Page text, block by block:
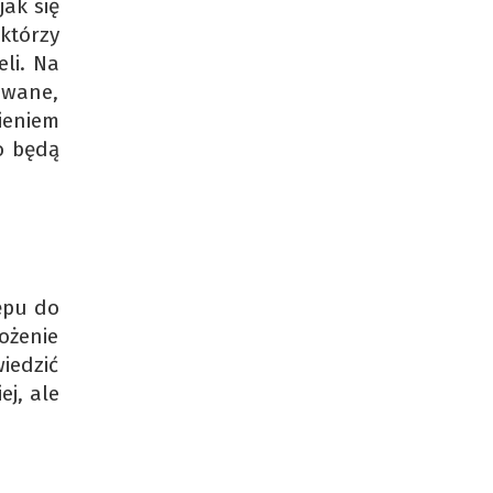
się
Na
będą
do
ale